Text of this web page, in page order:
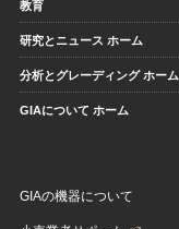
教育
研究とニュース ホーム
分析とグレーディング ホーム
GIAについて ホーム
GIAの機器について